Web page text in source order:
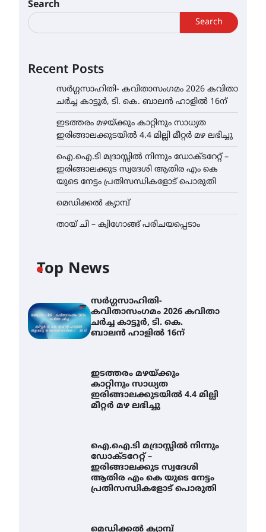
Search
Search
Recent Posts
സർഗ്ഗസാഹിതി- കവിതാസംഗമം 2026 കവിതാ
ചർച്ച കാട്ടൂർ, ടി. കെ. ബാലൻ ഹാളിൽ 16ന്
ഇടത്തരം മഴയ്ക്കും കാറ്റിനും സാധ്യത
ഇരിങ്ങാലക്കുടയിൽ 4.4 മില്ലി മീറ്റർ മഴ ലഭിച്ചു
ഐ.ഐ.ടി മദ്രാസ്സിൽ നിന്നും ഡോക്ടറേറ്റ് –
ഇരിങ്ങാലക്കുട സ്വദേശി ആതിര എം കെ
യുടെ നേട്ടം പ്രതിസന്ധികളോട് പൊരുതി
മെഡിക്കൽ ക്യാമ്പ്
തായ് ചി – ക്വിഗോങ്ങ് പരിചയപ്പെടാം
Top News
സർഗ്ഗസാഹിതി-
കവിതാസംഗമം 2026 കവിതാ
ചർച്ച കാട്ടൂർ, ടി. കെ.
ബാലൻ ഹാളിൽ 16ന്
ഇടത്തരം മഴയ്ക്കും
കാറ്റിനും സാധ്യത
ഇരിങ്ങാലക്കുടയിൽ 4.4 മില്ലി
മീറ്റർ മഴ ലഭിച്ചു
ഐ.ഐ.ടി മദ്രാസ്സിൽ നിന്നും
ഡോക്ടറേറ്റ് –
ഇരിങ്ങാലക്കുട സ്വദേശി
ആതിര എം കെ യുടെ നേട്ടം
പ്രതിസന്ധികളോട് പൊരുതി
മെഡിക്കൽ ക്യാമ്പ്